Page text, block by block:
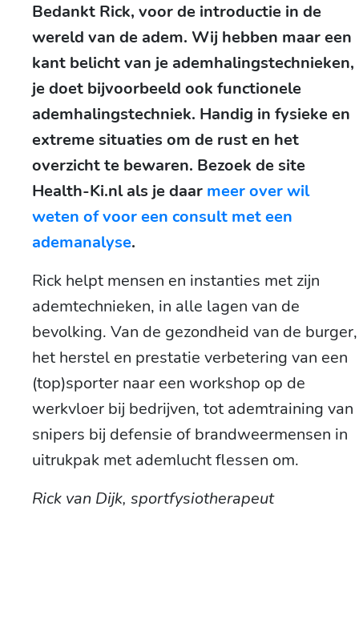
Bedankt Rick, voor de introductie in de
wereld van de adem. Wij hebben maar een
kant belicht van je ademhalingstechnieken,
je doet bijvoorbeeld ook functionele
ademhalingstechniek. Handig in fysieke en
extreme situaties om de rust en het
overzicht te bewaren. Bezoek de site
Health-Ki.nl als je daar meer over wil
weten of voor een consult met een
ademanalyse.
Rick helpt mensen en instanties met zijn
ademtechnieken, in alle lagen van de
bevolking. Van de gezondheid van de burger,
het herstel en prestatie verbetering van een
(top)sporter naar een workshop op de
werkvloer bij bedrijven, tot ademtraining van
snipers bij defensie of brandweermensen in
uitrukpak met ademlucht flessen om.
Rick van Dijk, sportfysiotherapeut